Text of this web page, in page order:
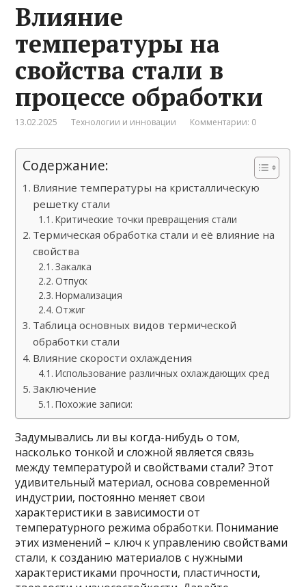
Влияние
температуры на
свойства стали в
процессе обработки
13.02.2025 Технологии и инновации Комментарии: 0
Содержание:
Влияние температуры на кристаллическую
решетку стали
Критические точки превращения стали
Термическая обработка стали и её влияние на
свойства
Закалка
Отпуск
Нормализация
Отжиг
Таблица основных видов термической
обработки стали
Влияние скорости охлаждения
Использование различных охлаждающих сред
Заключение
Похожие записи:
Задумывались ли вы когда-нибудь о том,
насколько тонкой и сложной является связь
между температурой и свойствами стали? Этот
удивительный материал, основа современной
индустрии, постоянно меняет свои
характеристики в зависимости от
температурного режима обработки. Понимание
этих изменений – ключ к управлению свойствами
стали, к созданию материалов с нужными
характеристиками прочности, пластичности,